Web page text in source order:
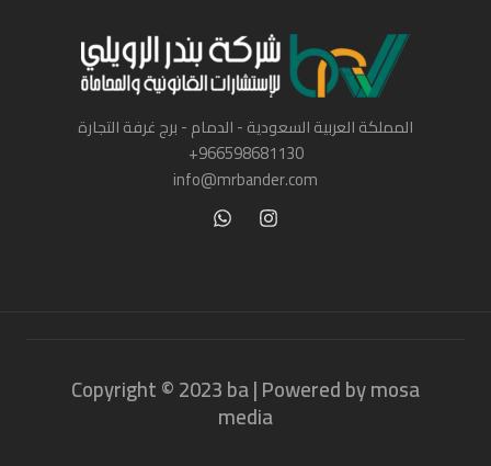
المملكة العربية السعودية - الدمام - برج غرفة التجارة
966598681130+
info@mrbander.com
Copyright © 2023 ba | Powered by mosa
media